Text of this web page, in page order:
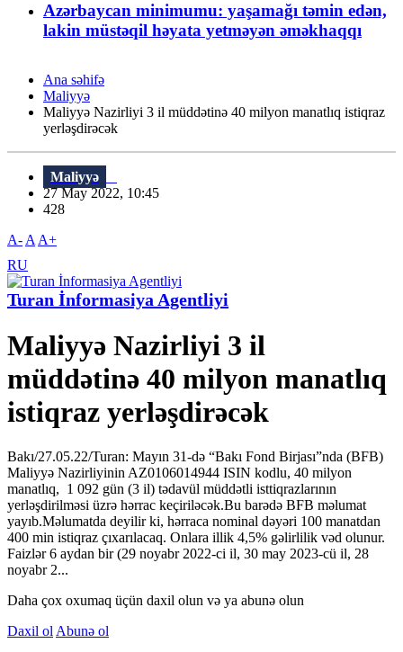
Azərbaycan minimumu: yaşamağı təmin edən,
lakin müstəqil həyata yetməyən əməkhaqqı
Ana səhifə
Maliyyə
Maliyyə Nazirliyi 3 il müddətinə 40 milyon manatlıq istiqraz
yerləşdirəcək
Maliyyə
27 May 2022, 10:45
428
A- A A+
RU
Turan İnformasiya Agentliyi
Maliyyə Nazirliyi 3 il
müddətinə 40 milyon manatlıq
istiqraz yerləşdirəcək
Bakı/27.05.22/Turan: Mayın 31-də “Bakı Fond Birjası”nda (BFB)
Maliyyə Nazirliyinin AZ0106014944 ISIN kodlu, 40 milyon
manatlıq, 1 092 gün (3 il) tədavül müddətli isttiqrazlarının
yerləşdirilməsi üzrə hərrac keçiriləcək.Bu barədə BFB məlumat
yayıb.Məlumatda deyilir ki, hərraca nominal dəyəri 100 manatdan
400 min istiqraz çıxarılacaq. Onlara illik 4,5% gəlirlilik vəd olunur.
Faizlər 6 aydan bir (29 noyabr 2022-ci il, 30 may 2023-cü il, 28
noyabr 2...
Daha çox oxumaq üçün daxil olun və ya abunə olun
Daxil ol Abunə ol